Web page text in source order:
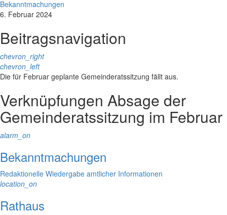
Bekanntmachungen
6. Februar 2024
Beitragsnavigation
chevron_right
chevron_left
Die für Februar geplante Gemeinderatssitzung fällt aus.
Verknüpfungen Absage der
Gemeinderatssitzung im Februar
alarm_on
Bekanntmachungen
Redaktionelle Wiedergabe amtlicher Informationen
location_on
Rathaus